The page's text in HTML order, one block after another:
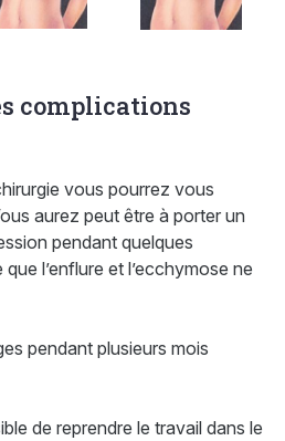
complications
vous pourrez vous
aurez peut être à porter un
pendant quelques
l’enflure et l’ecchymose ne
pendant plusieurs mois
de reprendre le travail dans le